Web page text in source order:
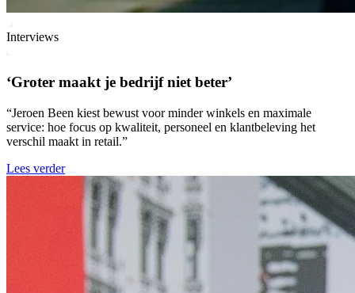
Interviews
‘Groter maakt je bedrijf niet beter’
“Jeroen Been kiest bewust voor minder winkels en maximale
service: hoe focus op kwaliteit, personeel en klantbeleving het
verschil maakt in retail.”
Lees verder